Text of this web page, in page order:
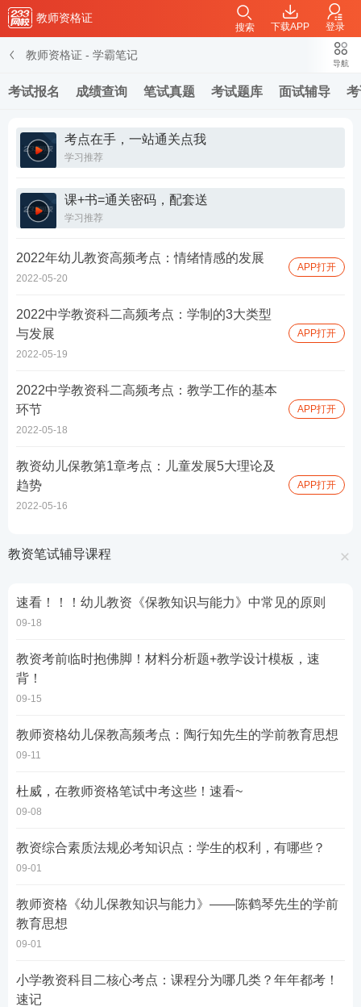
教师资格证
下载APP 登录
搜索
教师资格证 - 学霸笔记
考试报名 成绩查询 笔试真题 考试题库 面试辅导
导航
考点在手，一站通关点我
学习推荐
课+书=通关密码，配套送
学习推荐
2022年幼儿教资高频考点：情绪情感的发展
2022-05-20
APP打开
2022中学教资科二高频考点：学制的3大类型
与发展
2022-05-19
APP打开
2022中学教资科二高频考点：教学工作的基本
环节
2022-05-18
APP打开
教资幼儿保教第1章考点：儿童发展5大理论及
趋势
2022-05-16
APP打开
教资笔试辅导课程
速看！！！幼儿教资《保教知识与能力》中常见的原则
09-18
教资考前临时抱佛脚！材料分析题+教学设计模板，速
背！
09-15
教师资格幼儿保教高频考点：陶行知先生的学前教育思想
09-11
杜威，在教师资格笔试中考这些！速看~
09-08
教资综合素质法规必考知识点：学生的权利，有哪些？
09-01
教师资格《幼儿保教知识与能力》——陈鹤琴先生的学前
教育思想
09-01
小学教资科目二核心考点：课程分为哪几类？年年都考！
速记